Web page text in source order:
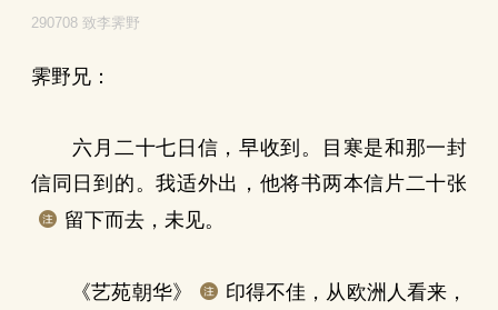
290708 致李霁野
霁野兄：
六月二十七日信，早收到。目寒是和那一封
信同日到的。我适外出，他将书两本信片二十张
留下而去，未见。
《艺苑朝华》
印得不佳，从欧洲人看来，